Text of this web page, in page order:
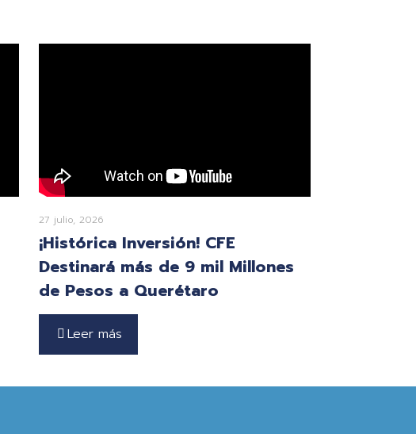
27 julio, 2026
¡Histórica Inversión! CFE
Destinará más de 9 mil Millones
de Pesos a Querétaro
Leer más